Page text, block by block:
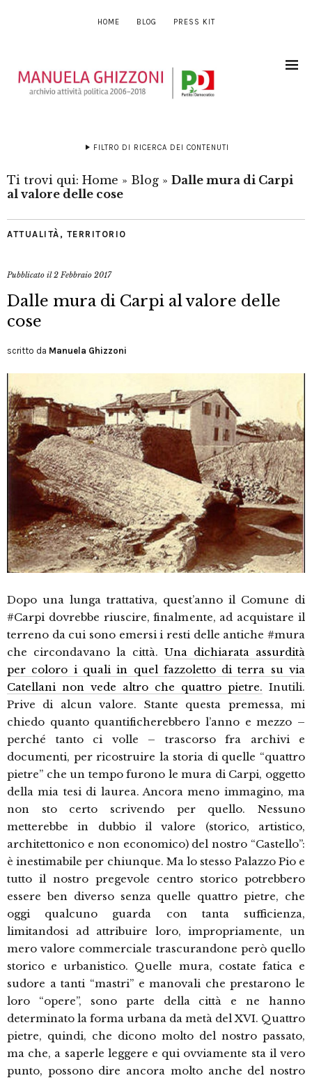
HOME BLOG PRESS KIT
FILTRO DI RICERCA DEI CONTENUTI
Ti trovi qui: Home » Blog » Dalle mura di Carpi
al valore delle cose
ATTUALITÀ , TERRITORIO
Pubblicato il2 Febbraio 2017
Dalle mura di Carpi al valore delle
cose
scritto da Manuela Ghizzoni
Dopo una lunga trattativa, quest’anno il Comune di
#Carpi dovrebbe riuscire, finalmente, ad acquistare il
terreno da cui sono emersi i resti delle antiche #mura
che circondavano la città. Una dichiarata assurdità
per coloro i quali in quel fazzoletto di terra su via
Catellani non vede altro che quattro pietre. Inutili.
Prive di alcun valore. Stante questa premessa, mi
chiedo quanto quantificherebbero l’anno e mezzo –
perché tanto ci volle – trascorso fra archivi e
documenti, per ricostruire la storia di quelle “quattro
pietre” che un tempo furono le mura di Carpi, oggetto
della mia tesi di laurea. Ancora meno immagino, ma
non sto certo scrivendo per quello. Nessuno
metterebbe in dubbio il valore (storico, artistico,
architettonico e non economico) del nostro “Castello”:
è inestimabile per chiunque. Ma lo stesso Palazzo Pio e
tutto il nostro pregevole centro storico potrebbero
essere ben diverso senza quelle quattro pietre, che
oggi qualcuno guarda con tanta sufficienza,
limitandosi ad attribuire loro, impropriamente, un
mero valore commerciale trascurandone però quello
storico e urbanistico. Quelle mura, costate fatica e
sudore a tanti “mastri” e manovali che prestarono le
loro “opere”, sono parte della città e ne hanno
determinato la forma urbana da metà del XVI. Quattro
pietre, quindi, che dicono molto del nostro passato,
ma che, a saperle leggere e qui ovviamente sta il vero
punto, possono dire ancora molto anche del nostro